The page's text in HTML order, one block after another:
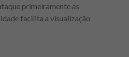
primeiramente as
facilita a visualização